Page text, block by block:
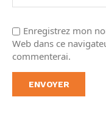
Enregistrez mon
Web dans ce
commenterai.